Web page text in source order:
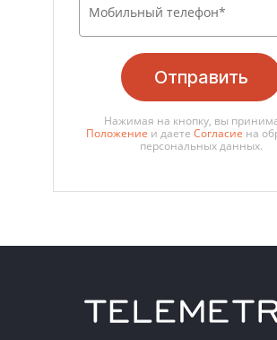
Отправить
Нажимая на кнопку, вы
Положение и даете Согласие на
персональных данных.